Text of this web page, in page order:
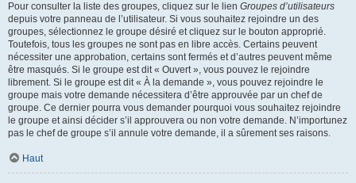
Pour consulter la liste des groupes, cliquez sur le lien Groupes d’utilisateurs
depuis votre panneau de l’utilisateur. Si vous souhaitez rejoindre un des
groupes, sélectionnez le groupe désiré et cliquez sur le bouton approprié.
Toutefois, tous les groupes ne sont pas en libre accès. Certains peuvent
nécessiter une approbation, certains sont fermés et d’autres peuvent même
être masqués. Si le groupe est dit « Ouvert », vous pouvez le rejoindre
librement. Si le groupe est dit « À la demande », vous pouvez rejoindre le
groupe mais votre demande nécessitera d’être approuvée par un chef de
groupe. Ce dernier pourra vous demander pourquoi vous souhaitez rejoindre
le groupe et ainsi décider s’il approuvera ou non votre demande. N’importunez
pas le chef de groupe s’il annule votre demande, il a sûrement ses raisons.
Haut